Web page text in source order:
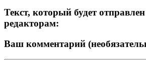
Текст, который будет
редакторам:
Ваш комментарий